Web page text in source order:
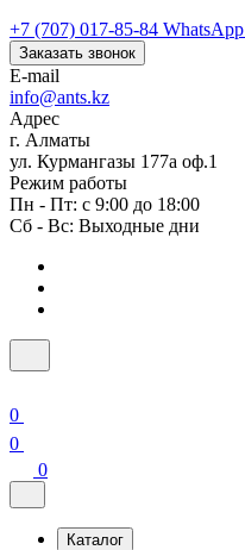
+7 (707) 017-85-84 WhatsApp
Заказать звонок
E-mail
info@ants.kz
Адрес
г. Алматы
ул. Курмангазы 177а оф.1
Режим работы
Пн - Пт: с 9:00 до 18:00
Сб - Вс: Выходные дни
0
0
0
Каталог